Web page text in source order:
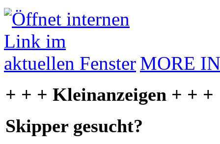
MORE
+ + + Kleinanzeigen + + +
Skipper gesucht?